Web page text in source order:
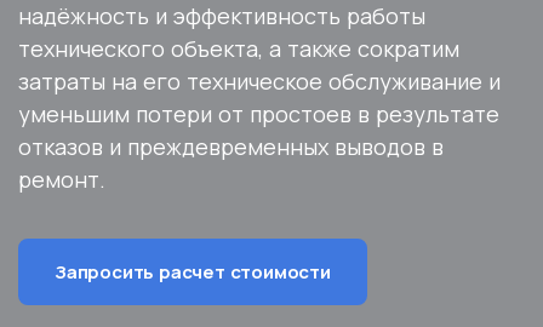
надёжность и эффективность работы
технического объекта, а также сократим
затраты на его техническое обслуживание и
уменьшим потери от простоев в результате
отказов и преждевременных выводов в
ремонт.
Запросить расчет стоимости